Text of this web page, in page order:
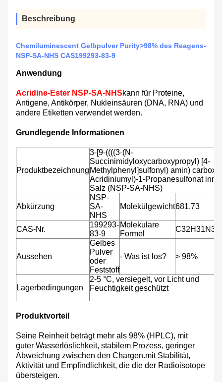
Beschreibung
Chemiluminescent Gelbpulver Purity>98% des Reagens-
NSP-SA-NHS CAS199293-83-9
Anwendung
Acridine-Ester NSP-SA-NHSkann für Proteine,
Antigene, Antikörper, Nukleinsäuren (DNA, RNA) und
andere Etiketten verwendet werden.
Grundlegende Informationen
Produktbezeichnung
3-[9-((((3-(N-
Succinimidyloxycarboxypropyl) [4-
Methylphenyl]sulfonyl) amin)
Acridiniumyl)-1-Propanesulfonat
Salz (NSP-SA-NHS)
Abkürzung
NSP-
SA-
NHS
Molekülgewicht681.73
CAS-Nr.
199293-
83-9
Molekulare
Formel
Aussehen
Gelbes
Pulver
oder
Feststoff
- Was ist los? > 98%
Lagerbedingungen
2-5 °C, versiegelt, vor Licht und
Feuchtigkeit geschützt
Produktvorteil
Seine Reinheit beträgt mehr als 98% (HPLC), mit
guter Wasserlöslichkeit, stabilem Prozess, geringer
Abweichung zwischen den Chargen.mit Stabilität,
Aktivität und Empfindlichkeit, die die der Radioisotope
übersteigen.